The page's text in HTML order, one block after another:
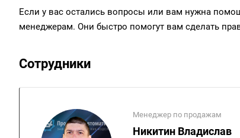
Если у вас остались вопросы или вам нужна
менеджерам. Они быстро помогут вам сделать
Сотрудники
Менеджер по продажам
Никитин Владислав